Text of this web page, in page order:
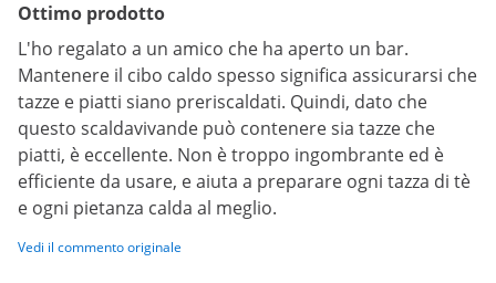
Ottimo prodotto
L'ho regalato a un amico che ha aperto un bar.
Mantenere il cibo caldo spesso significa assicurarsi che
tazze e piatti siano preriscaldati. Quindi, dato che
questo scaldavivande può contenere sia tazze che
piatti, è eccellente. Non è troppo ingombrante ed è
efficiente da usare, e aiuta a preparare ogni tazza di tè
e ogni pietanza calda al meglio.
Vedi il commento originale